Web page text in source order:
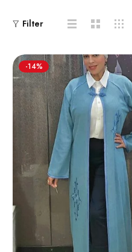
Filter
-14%